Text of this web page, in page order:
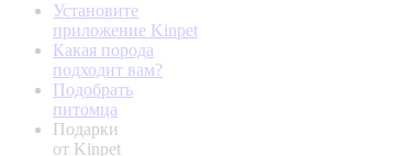
Установите
приложение Kinpet
Какая порода
подходит вам?
Подобрать
питомца
Подарки
от Kinpet